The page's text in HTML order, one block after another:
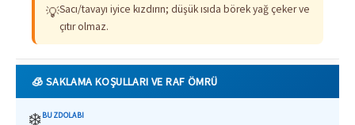
💡Sacı/tavayı iyice kızdırın; düşük ısıda börek yağ çeker ve
çıtır olmaz.
🧊 SAKLAMA KOŞULLARI VE RAF ÖMRÜ
❄️BUZDOLABI